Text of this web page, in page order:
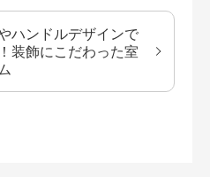
ハンドルデザインで
装飾にこだわった室